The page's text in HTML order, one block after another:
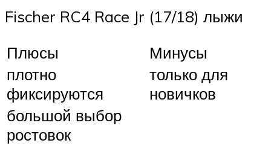
Fischer RC4 Race Jr (17/18) лыжи
Плюсы
Минусы
плотно
фиксируются
только для
новичков
большой выбор
ростовок